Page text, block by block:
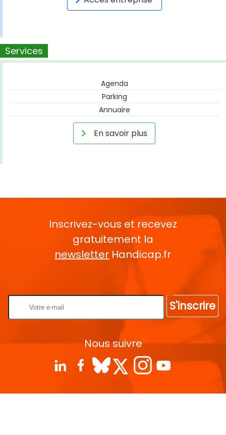
Services
Agenda
Parking
Annuaire
En savoir plus
Inscrivez-vous et recevez
gratuitement la
newsletter Handicap.fr
S'inscrire
Nous suivre